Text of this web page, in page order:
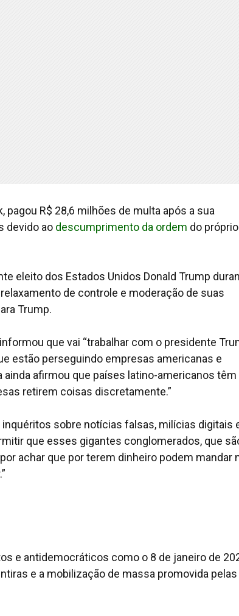
pagou R$ 28,6 milhões de multa após a sua
devido ao descumprimento da ordem do próprio
eleito dos Estados Unidos Donald Trump
de controle e moderação de suas
Trump.
que vai “trabalhar com o presidente
estão perseguindo empresas americanas e
ainda afirmou que países latino-americanos têm
retirem coisas discretamente.”
sobre notícias falsas, milícias digitais
que esses gigantes conglomerados, que
achar que por terem dinheiro podem mandar
e antidemocráticos como o 8 de janeiro de
e a mobilização de massa promovida pelas